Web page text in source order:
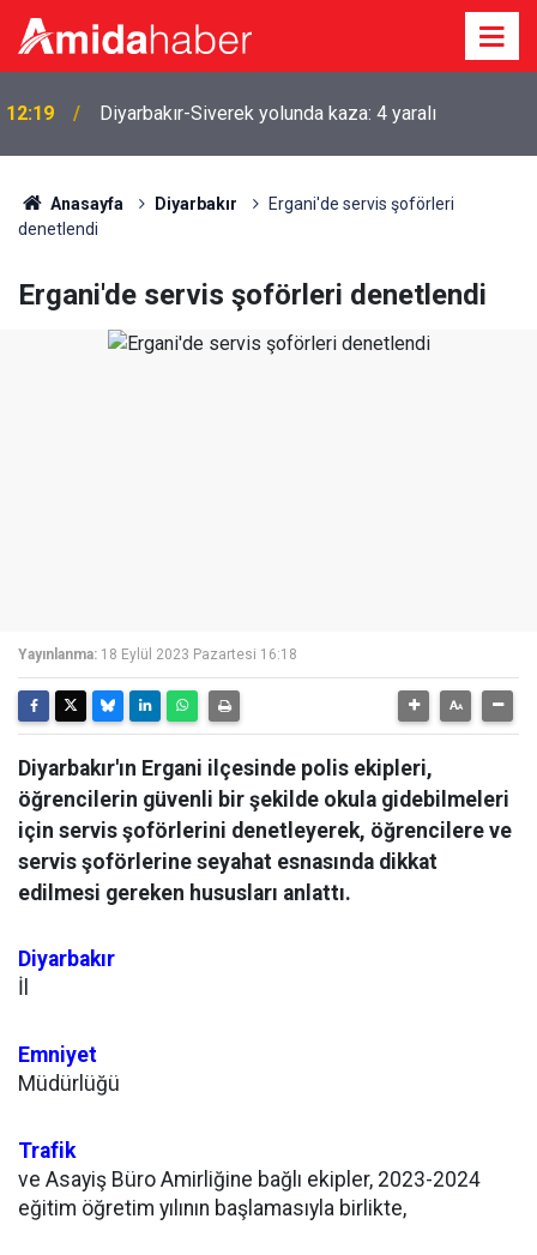
12:04
sözlerine tepki
Anasayfa Diyarbakır
Ergani'de servis şoförleri
denetlendi
Ergani'de servis şoförleri denetlendi
Yayınlanma: 18 Eylül 2023 Pazartesi 16:18
Diyarbakır'ın Ergani ilçesinde polis ekipleri,
öğrencilerin güvenli bir şekilde okula gidebilmeleri
için servis şoförlerini denetleyerek, öğrencilere ve
servis şoförlerine seyahat esnasında dikkat
edilmesi gereken hususları anlattı.
Diyarbakır
İl
Emniyet
Müdürlüğü
Trafik
ve Asayiş Büro Amirliğine bağlı ekipler, 2023-2024
eğitim öğretim yılının başlamasıyla birlikte,